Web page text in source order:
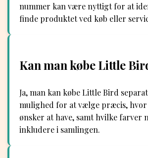
nummer kan være nyttigt for at
finde produktet ved køb eller
Kan man købe Little
Ja, man kan købe Little Bird
mulighed for at vælge præcis, hvor
ønsker at have, samt hvilke farver
inkludere i samlingen.